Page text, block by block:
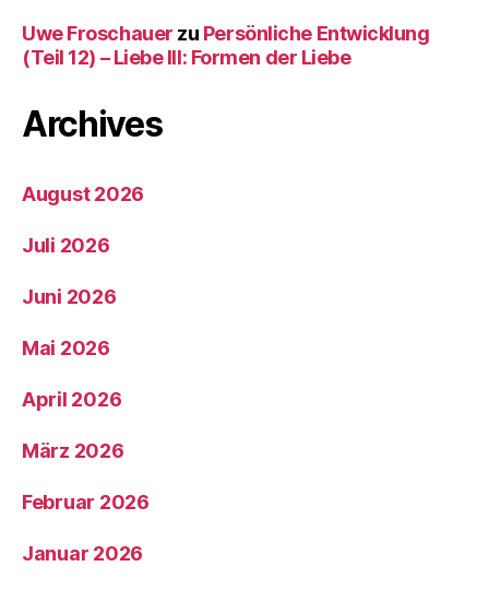
Uwe Froschauer zu Persönliche Entwicklung
(Teil 12) – Liebe III: Formen der Liebe
Archives
August 2026
Juli 2026
Juni 2026
Mai 2026
April 2026
März 2026
Februar 2026
Januar 2026